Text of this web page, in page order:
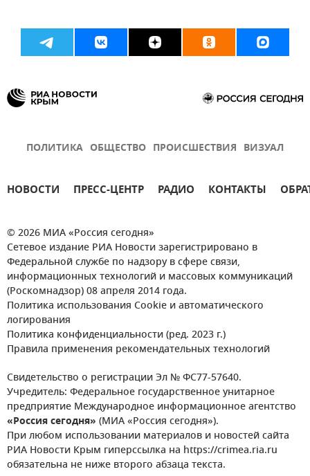
ПОЛИТИКА ОБЩЕСТВО ПРОИСШЕСТВИЯ ВИЗУАЛ
НОВОСТИ ПРЕСС-ЦЕНТР РАДИО КОНТАКТЫ
© 2026 МИА «Россия сегодня»
Сетевое издание РИА Новости зарегистрировано в
Федеральной службе по надзору в сфере связи,
информационных технологий и массовых коммуникаций
(Роскомнадзор) 08 апреля 2014 года.
Политика использования Cookie и автоматического
логирования
Политика конфиденциальности (ред. 2023 г.)
Правила применения рекомендательных технологий
Свидетельство о регистрации Эл № ФС77-57640.
Учредитель: Федеральное государственное унитарное
предприятие Международное информационное агентство
«Россия сегодня» (МИА «Россия сегодня»).
При любом использовании материалов и новостей сайта
РИА Новости Крым гиперссылка на https://crimea.ria.ru
обязательна не ниже второго абзаца текста.